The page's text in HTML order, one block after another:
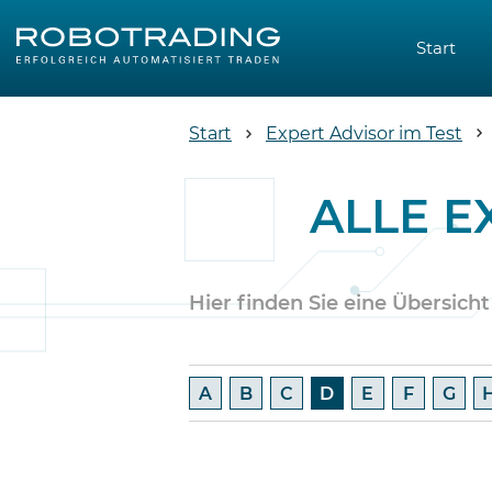
Start
Start Expert Advisor im Test
ALLE
Hier finden Sie eine
A B C D E F G